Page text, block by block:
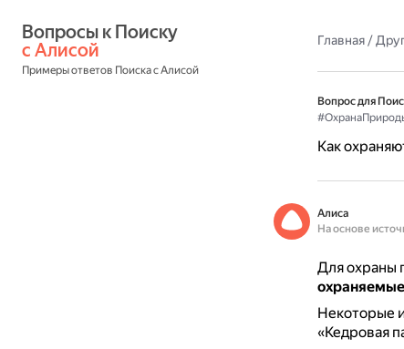
с Алисой
Примеры ответов Поиска с Алисой
Главная/
Вопрос для
Как
Алиса
На основе
Для охраны
Некоторые
«Кедровая